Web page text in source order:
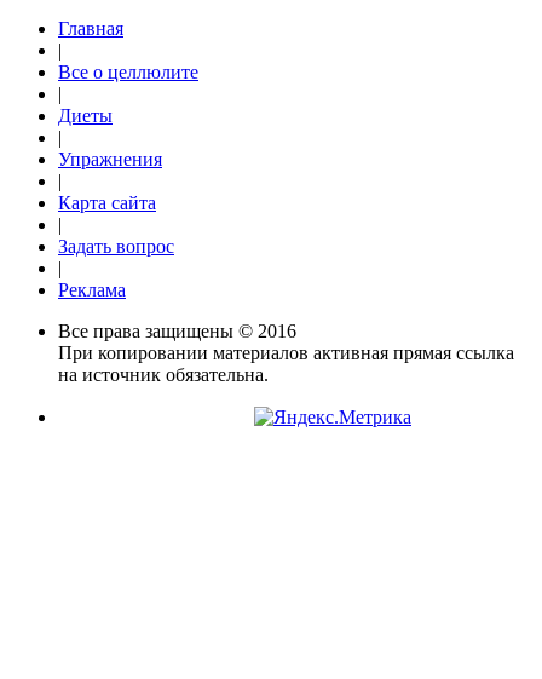
Главная
|
Все о целлюлите
|
Диеты
|
Упражнения
|
Карта сайта
|
Задать вопрос
|
Реклама
Все права защищены © 2016
При копировании материалов активная прямая ссылка
на источник обязательна.